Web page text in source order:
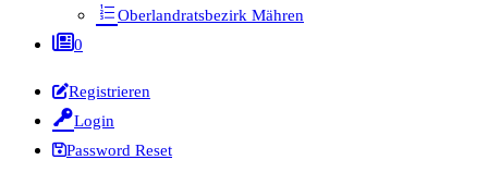
Oberlandratsbezirk Mähren
0
Registrieren
Login
Password Reset